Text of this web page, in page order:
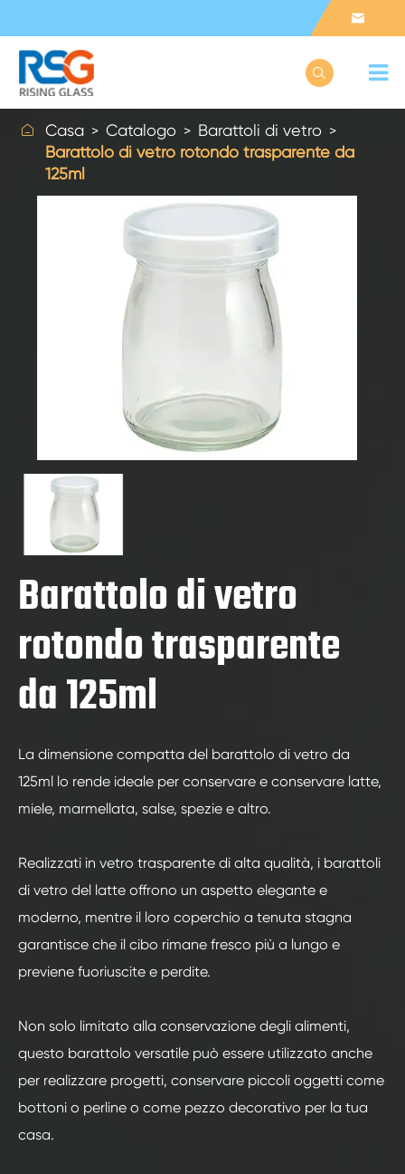


 Casa Catalogo
Barattoli di vetro
Barattolo di vetro rotondo trasparente da
125ml
Barattolo di vetro
rotondo trasparente
da 125ml
La dimensione compatta del barattolo di vetro da
125ml lo rende ideale per conservare e conservare latte,
miele, marmellata, salse, spezie e altro.
Realizzati in vetro trasparente di alta qualità, i barattoli
di vetro del latte offrono un aspetto elegante e
moderno, mentre il loro coperchio a tenuta stagna
garantisce che il cibo rimane fresco più a lungo e
previene fuoriuscite e perdite.
Non solo limitato alla conservazione degli alimenti,
questo barattolo versatile può essere utilizzato anche
per realizzare progetti, conservare piccoli oggetti come
bottoni o perline o come pezzo decorativo per la tua
casa.